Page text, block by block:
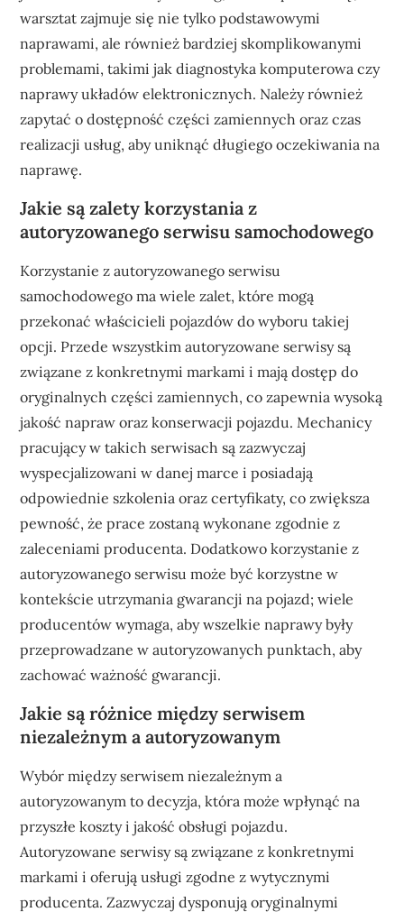
warsztat zajmuje się nie tylko podstawowymi
naprawami, ale również bardziej skomplikowanymi
problemami, takimi jak diagnostyka komputerowa czy
naprawy układów elektronicznych. Należy również
zapytać o dostępność części zamiennych oraz czas
realizacji usług, aby uniknąć długiego oczekiwania na
naprawę.
Jakie są zalety korzystania z
autoryzowanego serwisu samochodowego
Korzystanie z autoryzowanego serwisu
samochodowego ma wiele zalet, które mogą
przekonać właścicieli pojazdów do wyboru takiej
opcji. Przede wszystkim autoryzowane serwisy są
związane z konkretnymi markami i mają dostęp do
oryginalnych części zamiennych, co zapewnia wysoką
jakość napraw oraz konserwacji pojazdu. Mechanicy
pracujący w takich serwisach są zazwyczaj
wyspecjalizowani w danej marce i posiadają
odpowiednie szkolenia oraz certyfikaty, co zwiększa
pewność, że prace zostaną wykonane zgodnie z
zaleceniami producenta. Dodatkowo korzystanie z
autoryzowanego serwisu może być korzystne w
kontekście utrzymania gwarancji na pojazd; wiele
producentów wymaga, aby wszelkie naprawy były
przeprowadzane w autoryzowanych punktach, aby
zachować ważność gwarancji.
Jakie są różnice między serwisem
niezależnym a autoryzowanym
Wybór między serwisem niezależnym a
autoryzowanym to decyzja, która może wpłynąć na
przyszłe koszty i jakość obsługi pojazdu.
Autoryzowane serwisy są związane z konkretnymi
markami i oferują usługi zgodne z wytycznymi
producenta. Zazwyczaj dysponują oryginalnymi